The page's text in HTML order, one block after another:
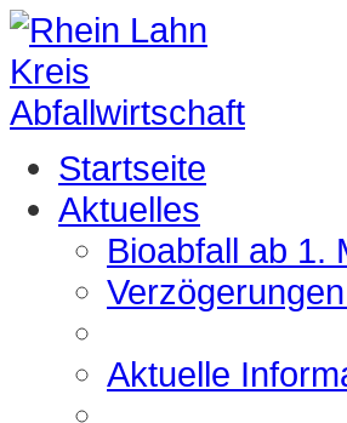
Startseite
Aktuelles
Bioabfall ab 1.
Aktuelle